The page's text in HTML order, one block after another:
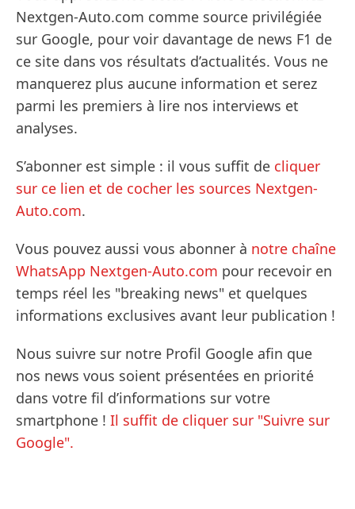
Nextgen-Auto.com comme source privilégiée
sur Google, pour voir davantage de news F1 de
ce site dans vos résultats d’actualités. Vous ne
manquerez plus aucune information et serez
parmi les premiers à lire nos interviews et
analyses.
S’abonner est simple : il vous suffit de cliquer
sur ce lien et de cocher les sources Nextgen-
Auto.com.
Vous pouvez aussi vous abonner à notre chaîne
WhatsApp Nextgen-Auto.com pour recevoir en
temps réel les "breaking news" et quelques
informations exclusives avant leur publication !
Nous suivre sur notre Profil Google afin que
nos news vous soient présentées en priorité
dans votre fil d’informations sur votre
smartphone ! Il suffit de cliquer sur "Suivre sur
Google".